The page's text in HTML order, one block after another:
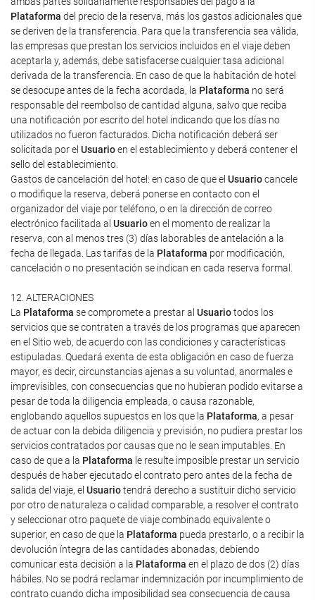
Plataforma del precio de la reserva, más los gastos adicionales que
se deriven de la transferencia. Para que la transferencia sea válida,
las empresas que prestan los servicios incluidos en el viaje deben
aceptarla y, además, debe satisfacerse cualquier tasa adicional
derivada de la transferencia. En caso de que la habitación de hotel
se desocupe antes de la fecha acordada, la Plataforma no será
responsable del reembolso de cantidad alguna, salvo que reciba
una notificación por escrito del hotel indicando que los días no
utilizados no fueron facturados. Dicha notificación deberá ser
solicitada por el Usuarioen el establecimiento y deberá contener el
sello del establecimiento.
Gastos de cancelación del hotel: en caso de que el Usuariocancele
o modifique la reserva, deberá ponerse en contacto con el
organizador del viaje por teléfono, o en la dirección de correo
electrónico facilitada al Usuarioen el momento de realizar la
reserva, con al menos tres (3) días laborables de antelación a la
fecha de llegada. Las tarifas de la Plataforma por modificación,
cancelación o no presentación se indican en cada reserva formal.
12. ALTERACIONES
La Plataforma se compromete a prestar al Usuariotodos los
servicios que se contraten a través de los programas que aparecen
en el Sitio web, de acuerdo con las condiciones y características
estipuladas. Quedará exenta de esta obligación en caso de fuerza
mayor, es decir, circunstancias ajenas a su voluntad, anormales e
imprevisibles, con consecuencias que no hubieran podido evitarse a
pesar de toda la diligencia empleada, o causa razonable,
englobando aquellos supuestos en los que la Plataforma, a pesar
de actuar con la debida diligencia y previsión, no pudiera prestar los
servicios contratados por causas que no le sean imputables. En
caso de que a la Plataforma le resulte imposible prestar un servicio
después de haber ejecutado el contrato pero antes de la fecha de
salida del viaje, el Usuariotendrá derecho a sustituir dicho servicio
por otro de naturaleza o calidad comparable, a resolver el contrato
y seleccionar otro paquete de viaje combinado equivalente o
superior, en caso de que la Plataforma pueda prestarlo, o a recibir la
devolución íntegra de las cantidades abonadas, debiendo
comunicar esta decisión a la Plataforma en el plazo de dos (2) días
hábiles. No se podrá reclamar indemnización por incumplimiento de
contrato cuando dicha imposibilidad sea consecuencia de causa